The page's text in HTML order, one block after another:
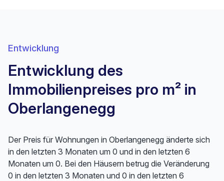
Entwicklung
Entwicklung des
Immobilienpreises pro m² in
Oberlangenegg
Der Preis für Wohnungen in Oberlangenegg änderte sich
in den letzten 3 Monaten um 0 und in den letzten 6
Monaten um 0. Bei den Häusern betrug die Veränderung
0 in den letzten 3 Monaten und 0 in den letzten 6